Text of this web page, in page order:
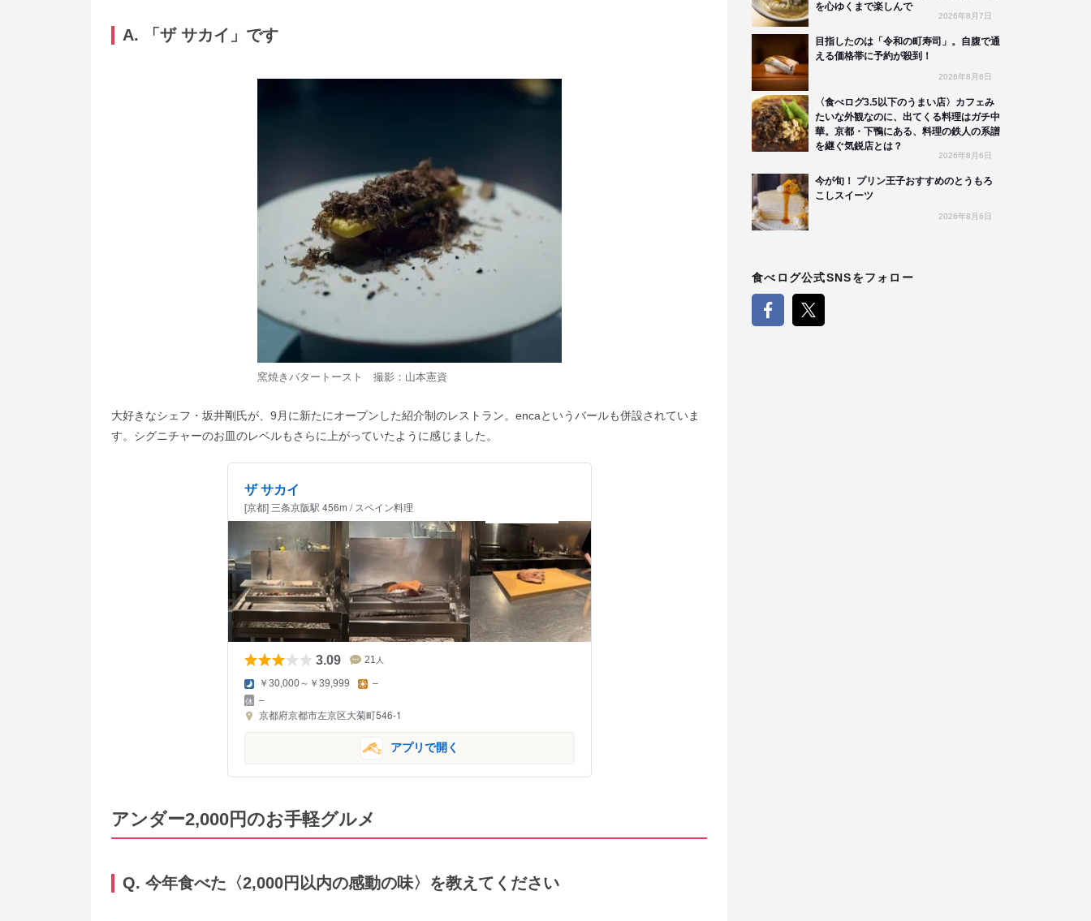
A. 「ザ サカイ」です
窯焼きバタートースト 撮影：山本憲資
大好きなシェフ・坂井剛氏が、9月に新たにオープンした紹介制のレストラン。encaというバールも併設されていま
す。シグニチャーのお皿のレベルもさらに上がっていたように感じました。
ザ サカイ
[京都] 三条京阪駅 456m / スペイン料理
3.09 21 人
￥30,000～￥39,999 –
–
京都府京都市左京区大菊町546-1
アプリで開く
アンダー2,000円のお手軽グルメ
Q. 今年食べた〈2,000円以内の感動の味〉を教えてください
を心ゆくまで楽しんで
2026年8月7日
目指したのは「令和の町寿司」。自腹で通
える価格帯に予約が殺到！
2026年8月6日
〈食べログ3.5以下のうまい店〉カフェみ
たいな外観なのに、出てくる料理はガチ中
華。京都・下鴨にある、料理の鉄人の系譜
を継ぐ気鋭店とは？
2026年8月6日
今が旬！ プリン王子おすすめのとうもろ
こしスイーツ
2026年8月6日
食べログ公式SNSをフォロー